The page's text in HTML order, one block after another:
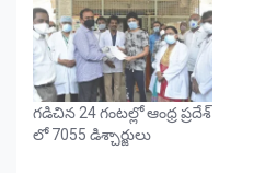
గడిచిన 24 గంటల్లో ఆంధ్ర ప్రదేశ్
లో 7055 డిశ్చార్జులు